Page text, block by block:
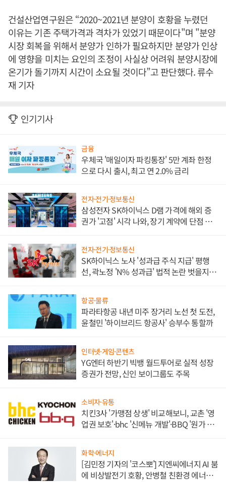
건설산업연구원은 “2020~2021년 분양이 호황을 누렸던
이유는 기존 주택가격과 격차가 있었기 때문이다"며 "분양
시장 회복을 위해서 분양가 인하가 필요하지만 분양가 인상
에 영향을 미치는 요인의 조정이 사실상 어려워 분양시장에
온기가 돌기까지 시간이 소요될 것이다”고 판단했다. 류수
재 기자
인기기사
금융
우체국 '매일이자 파킹통장' 5만 계좌 한정
으로 다시 출시, 최고 연 2.0% 금리
전자·전기·정보통신
삼성전자 SK하이닉스 D램 가격에 해외 증
권가 '고점' 시각 나와, 장기 계약에 단점 부
전자·전기·정보통신
SK하이닉스 노사 '성과급 주식 지급' 평행
선, 곽노정 'N% 성과급' 법적 논란 벗을지 주
항공·물류
파라타항공 내년 미주 장거리 노선 첫 도전,
윤철민 '하이브리드 항공사' 승부수 통할까
인터넷·게임·콘텐츠
YG엔터 하반기 빅뱅 월드투어로 실적 성장
증권가 전망, 신인 보이그룹도 주목
소비자·유통
치킨3사 '가맹점 상생' 비교해보니, 교촌 '영
업권 보호'·bhc '신메뉴 개발'·BBQ '원가 부
화학·에너지
[김민정 기자의 '코스뽀'] 지엔씨에너지 AI 붐
에 비상발전기 호황, 안병철 친환경 에너지